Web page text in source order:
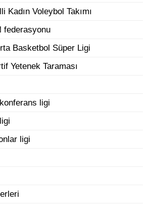
Kadın Voleybol Takımı
federasyonu
Basketbol Süper Ligi
Yetenek Taraması
ligi
ligi